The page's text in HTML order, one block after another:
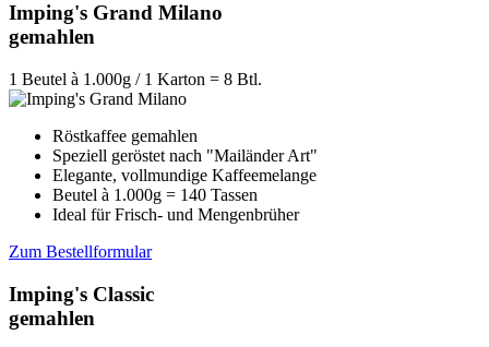
Imping's Grand Milano
gemahlen
1 Beutel à 1.000g / 1 Karton = 8 Btl.
Röstkaffee gemahlen
Speziell geröstet nach "Mailänder Art"
Elegante, vollmundige Kaffeemelange
Beutel à 1.000g = 140 Tassen
Ideal für Frisch- und Mengenbrüher
Zum Bestellformular
Imping's Classic
gemahlen